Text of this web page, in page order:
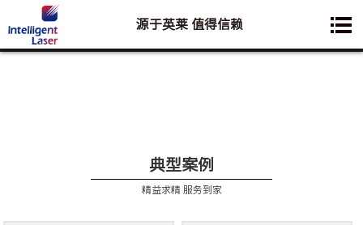
您想要了解的业务是:
源于英莱 值得信赖
典型案例
精益求精 服务到家